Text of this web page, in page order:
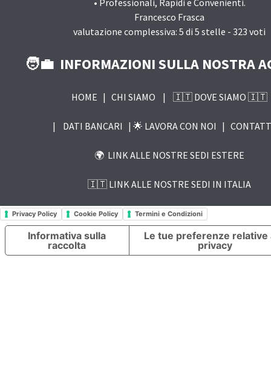
Francesco Frasca
valutazione complessiva: 5 di 5 stelle - 323 voti
🧑‍💼 INFORMAZIONI SULLA NOSTRA
HOME | CHI SIAMO | 🇮🇹 DOVE SIAMO 🇮🇹
| DATI BANCARI | 🌟 LAVORA CON NOI |
🌍 LINK ALLE NOSTRE SEDI ESTERE
🇮🇹 LINK ALLE NOSTRE SEDI IN ITALIA
Privacy Policy Cookie Policy Termini e Condizioni
Informativa sulla
raccolta
Le tue preferenze relative
privacy